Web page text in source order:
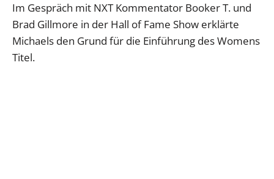
Im Gespräch mit NXT Kommentator Booker T. und
Brad Gillmore in der Hall of Fame Show erklärte
Michaels den Grund für die Einführung des Womens
Titel.